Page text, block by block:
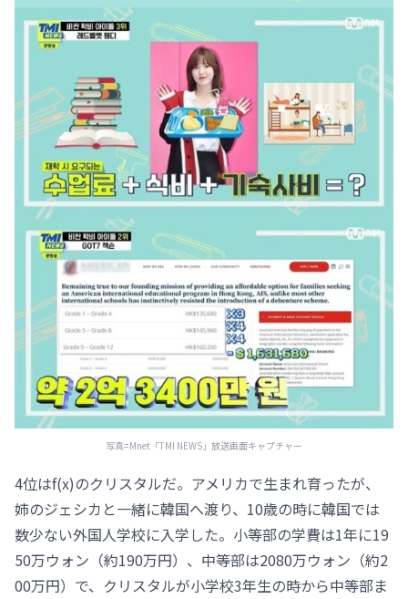
写真=Mnet「TMI NEWS」放送画面キャプチャー
4位はf(x)のクリスタルだ。アメリカで生まれ育ったが、
姉のジェシカと一緒に韓国へ渡り、10歳の時に韓国では
数少ない外国人学校に入学した。小等部の学費は1年に19
50万ウォン（約190万円）、中等部は2080万ウォン（約2
00万円）で、クリスタルが小学校3年生の時から中等部ま